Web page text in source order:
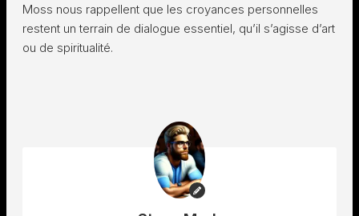
Moss nous rappellent que les croyances personnelles
restent un terrain de dialogue essentiel, qu’il s’agisse d’art
ou de spiritualité.